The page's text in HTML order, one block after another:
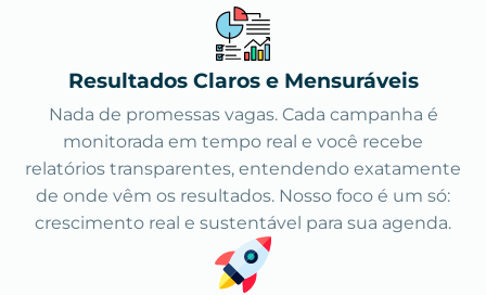
Resultados Claros e Mensuráveis
Nada de promessas vagas. Cada campanha é
monitorada em tempo real e você recebe
relatórios transparentes, entendendo exatamente
de onde vêm os resultados. Nosso foco é um só:
crescimento real e sustentável para sua agenda.